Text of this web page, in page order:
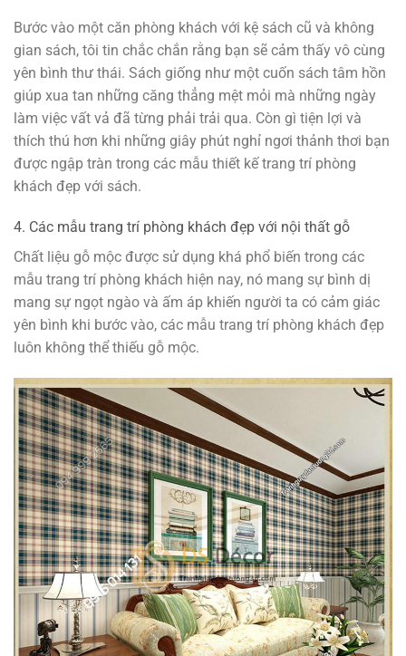
Bước vào một căn phòng khách với kệ sách cũ và không
gian sách, tôi tin chắc chắn rằng bạn sẽ cảm thấy vô cùng
yên bình thư thái. Sách giống như một cuốn sách tâm hồn
giúp xua tan những căng thẳng mệt mỏi mà những ngày
làm việc vất vả đã từng phải trải qua. Còn gì tiện lợi và
thích thú hơn khi những giây phút nghỉ ngơi thảnh thơi bạn
được ngập tràn trong các mẫu thiết kế trang trí phòng
khách đẹp với sách.
4. Các mẫu trang trí phòng khách đẹp với nội thất gỗ
Chất liệu gỗ mộc được sử dụng khá phổ biến trong các
mẫu trang trí phòng khách hiện nay, nó mang sự bình dị
mang sự ngọt ngào và ấm áp khiến người ta có cảm giác
yên bình khi bước vào, các mẫu trang trí phòng khách đẹp
luôn không thể thiếu gỗ mộc.